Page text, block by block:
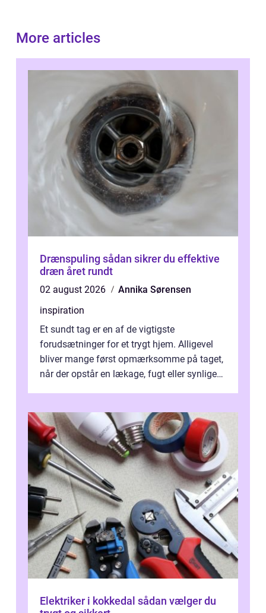
More articles
Drænspuling sådan sikrer du effektive
dræn året rundt
02 august 2026
Annika Sørensen
inspiration
Et sundt tag er en af de vigtigste
forudsætninger for et trygt hjem. Alligevel
bliver mange først opmærksomme på taget,
når der opstår en lækage, fugt eller synlige
Elektriker i kokkedal sådan vælger du